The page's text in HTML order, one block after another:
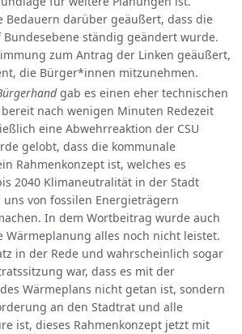
Bedauern darüber geäußert, dass die
Bundesebene ständig geändert wurde.
zum Antrag der Linken geäußert,
die Bürger*innen mitzunehmen.
gab es einen eher technischen
nach wenigen Minuten Redezeit
eine Abwehrreaktion der CSU
gelobt, dass die kommunale
Rahmenkonzept ist, welches es
2040 Klimaneutralität in der Stadt
von fossilen Energieträgern
In dem Wortbeitrag wurde auch
Wärmeplanung alles noch nicht leistet.
in der Rede und wahrscheinlich sogar
war, dass es mit der
Wärmeplans nicht getan ist, sondern
an den Stadtrat und alle
ist, dieses Rahmenkonzept jetzt mit